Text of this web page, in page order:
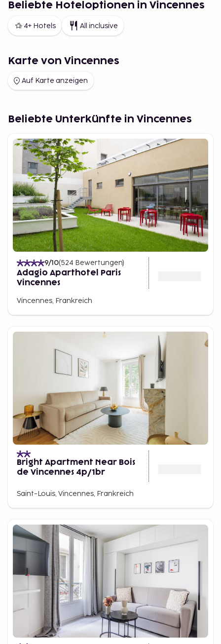
Beliebte Hoteloptionen in Vincennes
4+ Hotels All inclusive
Karte von Vincennes
Auf Karte anzeigen
Beliebte Unterkünfte in Vincennes
9/10(524 Bewertungen)
Adagio Aparthotel Paris
Vincennes
Vincennes, Frankreich
Bright Apartment Near Bois
de Vincennes 4p/1br
Saint-Louis, Vincennes, Frankreich